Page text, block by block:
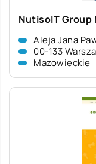
NutisoIT Group
Aleja Jana
00-133
Mazowieckie